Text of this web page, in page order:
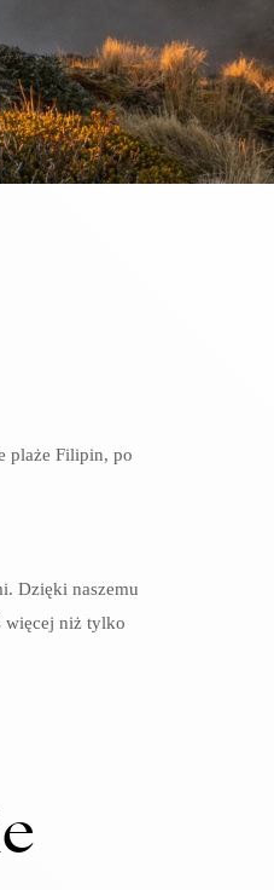
plaże Filipin, po
Dzięki naszemu
więcej niż tylko